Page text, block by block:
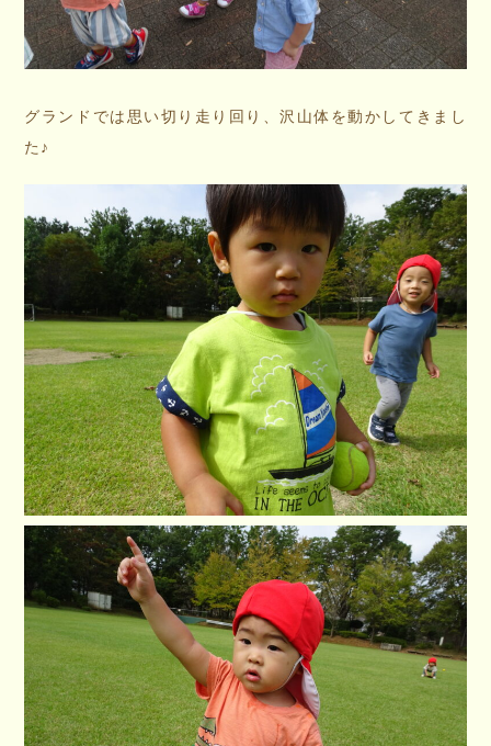
グランドでは思い切り走り回り、沢山体を動かしてきまし
た♪